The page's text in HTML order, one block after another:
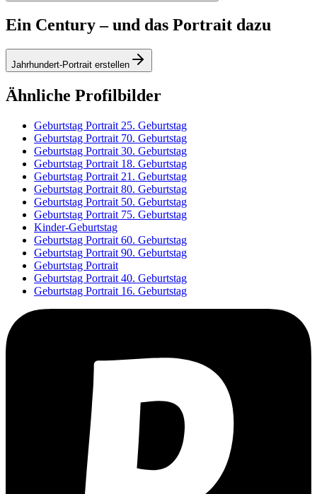
Ein Century – und das Portrait dazu
Jahrhundert-Portrait erstellen
Ähnliche Profilbilder
Geburtstag Portrait 25. Geburtstag
Geburtstag Portrait 70. Geburtstag
Geburtstag Portrait 30. Geburtstag
Geburtstag Portrait 18. Geburtstag
Geburtstag Portrait 21. Geburtstag
Geburtstag Portrait 80. Geburtstag
Geburtstag Portrait 50. Geburtstag
Geburtstag Portrait 75. Geburtstag
Kinder-Geburtstag
Geburtstag Portrait 60. Geburtstag
Geburtstag Portrait 90. Geburtstag
Geburtstag Portrait
Geburtstag Portrait 40. Geburtstag
Geburtstag Portrait 16. Geburtstag